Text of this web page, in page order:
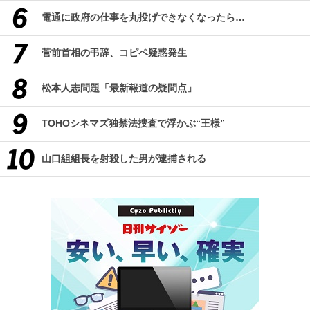
電通に政府の仕事を丸投げできなくなったら…
菅前首相の弔辞、コピペ疑惑発生
松本人志問題「最新報道の疑問点」
TOHOシネマズ独禁法捜査で浮かぶ“王様”
山口組組長を射殺した男が逮捕される